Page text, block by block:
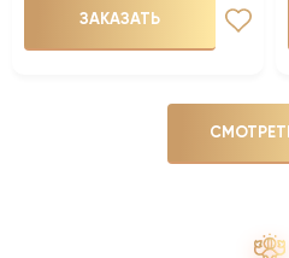
ЗАКАЗАТЬ